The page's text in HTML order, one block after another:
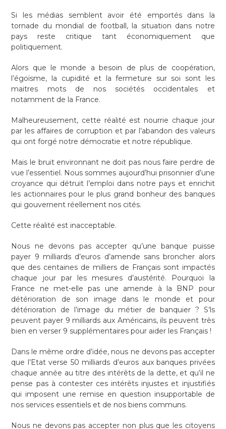
Si les médias semblent avoir été emportés dans la
tornade du mondial de football, la situation dans notre
pays reste critique tant économiquement que
politiquement.
Alors que le monde a besoin de plus de coopération,
l’égoïsme, la cupidité et la fermeture sur soi sont les
maitres mots de nos sociétés occidentales et
notamment de la France.
Malheureusement, cette réalité est nourrie chaque jour
par les affaires de corruption et par l’abandon des valeurs
qui ont forgé notre démocratie et notre république.
Mais le bruit environnant ne doit pas nous faire perdre de
vue l’essentiel. Nous sommes aujourd’hui prisonnier d’une
croyance qui détruit l’emploi dans notre pays et enrichit
les actionnaires pour le plus grand bonheur des banques
qui gouvernent réellement nos cités.
Cette réalité est inacceptable.
Nous ne devons pas accepter qu’une banque puisse
payer 9 milliards d’euros d’amende sans broncher alors
que des centaines de milliers de Français sont impactés
chaque jour par les mesures d’austérité. Pourquoi la
France ne met-elle pas une amende à la BNP pour
détérioration de son image dans le monde et pour
détérioration de l’image du métier de banquier ? S’ls
peuvent payer 9 milliards aux Américains, ils peuvent très
bien en verser 9 supplémentaires pour aider les Français !
Dans le même ordre d’idée, nous ne devons pas accepter
que l’Etat verse 50 milliards d’euros aux banques privées
chaque année au titre des intérêts de la dette, et qu’il ne
pense pas à contester ces intérêts injustes et injustifiés
qui imposent une remise en question insupportable de
nos services essentiels et de nos biens communs.
Nous ne devons pas accepter non plus que les citoyens